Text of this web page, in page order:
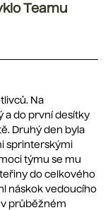
Teamu
Na
a do první desítky
Druhý den byla
sprinterskými
týmu se mu
do celkového
náskok vedoucího
v průběžném